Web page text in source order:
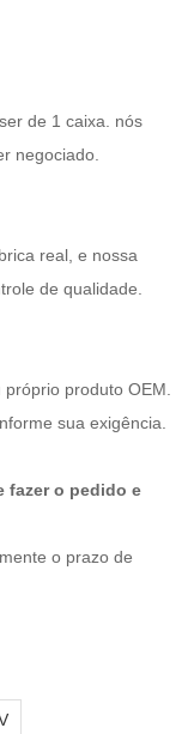
de 1 caixa. nós
negociado.
real, e nossa
de qualidade.
produto OEM.
sua exigência.
fazer o pedido e
o prazo de